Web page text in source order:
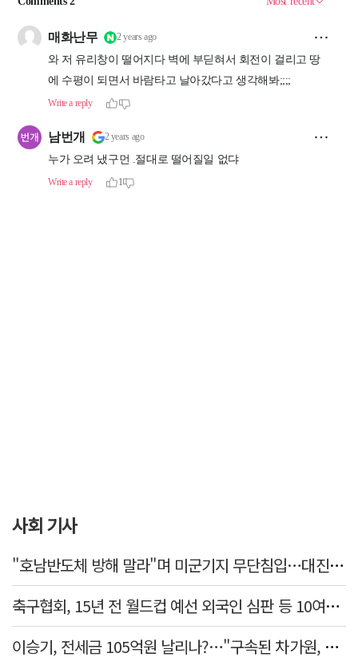
사회 기사
"호남반도체 방해 말라"며 미군기지 무단침입…대진연 회원 3명 '구속'
축구협회, 15년 전 월드컵 예선 외국인 심판 등 10여명에 '성 접대'
이승기, 전세금 105억원 날리나?…"구속된 차가원, 형사 범죄 영역"